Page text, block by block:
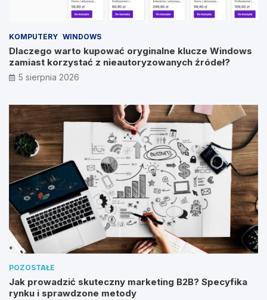
KOMPUTERY WINDOWS
Dlaczego warto kupować oryginalne klucze Windows
zamiast korzystać z nieautoryzowanych źródeł?
5 sierpnia 2026
POZOSTAŁE
Jak prowadzić skuteczny marketing B2B? Specyfika
rynku i sprawdzone metody